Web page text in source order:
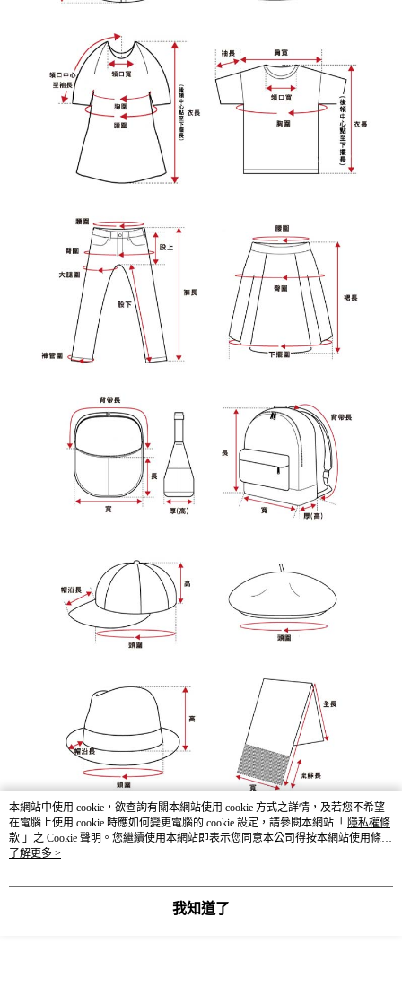
本網站中使用 cookie，欲查詢有關本網站使用 cookie 方式之詳情，及若您不希望
在電腦上使用 cookie 時應如何變更電腦的 cookie 設定，請參閱本網站「 隱私權條
款 」之 Cookie 聲明。您繼續使用本網站即表示您同意本公司得按本網站使用條款
之 Cookie 聲明使用 cookie。
了解更多 >
我知道了